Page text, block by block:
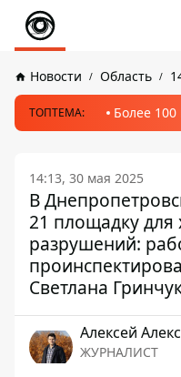
Новости Область
ТОПТЕМА: Более
14:13, 30 мая 2025
В
21 площадку для
разрушений:
Светлана
Алексей
ЖУРНАЛИСТ